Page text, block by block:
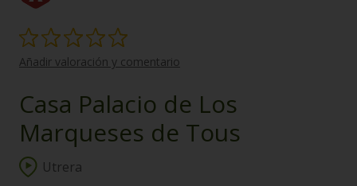
Añadir valoración y comentario
Casa Palacio de Los
Marqueses de Tous
Utrera